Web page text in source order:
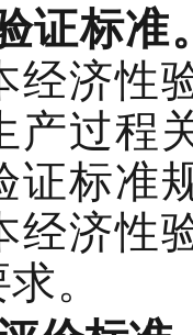
证标准
经济性
产过程
证标准
经济性
。